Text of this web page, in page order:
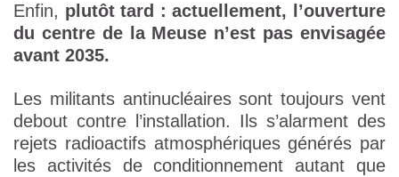
Enfin, plutôt tard : actuellement, l’ouverture
du centre de la Meuse n’est pas envisagée
avant 2035.
Les militants antinucléaires sont toujours vent
debout contre l’installation. Ils s’alarment des
rejets radioactifs atmosphériques générés par
les activités de conditionnement autant que